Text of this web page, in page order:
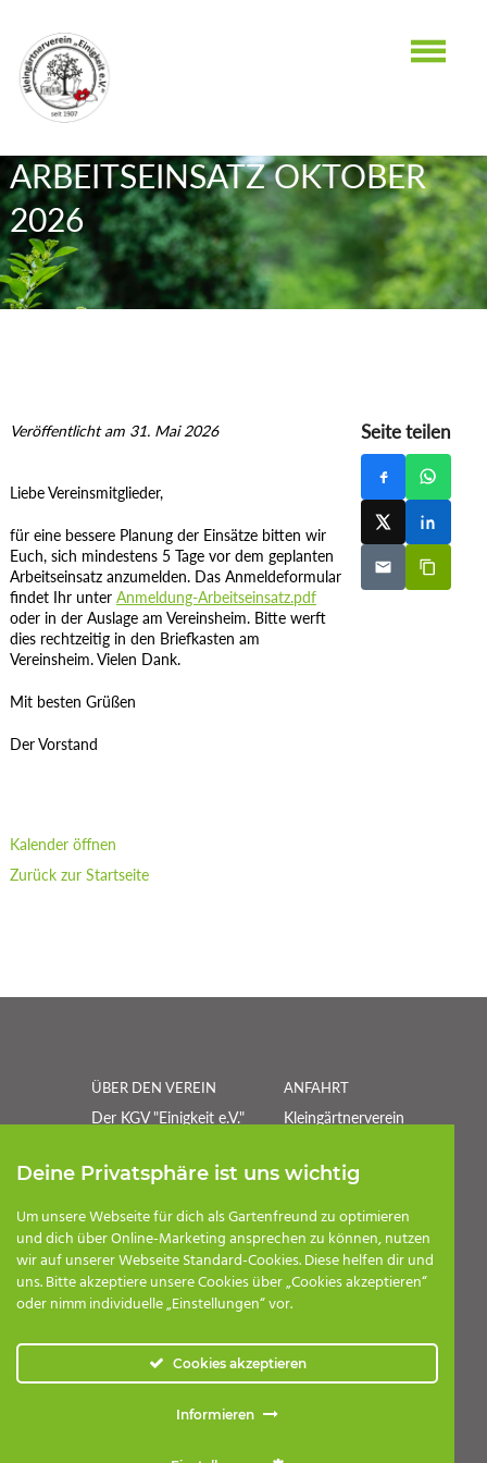
17.10.2026 - 09:00 BIS 12:00
UHR
ARBEITSEINSATZ OKTOBER
2026
Veröffentlicht am 31. Mai 2026
Liebe Vereinsmitglieder,
für eine bessere Planung der Einsätze bitten wir
Euch, sich mindestens 5 Tage vor dem geplanten
Arbeitseinsatz anzumelden. Das Anmeldeformular
findet Ihr unter Anmeldung-Arbeitseinsatz.pdf
oder in der Auslage am Vereinsheim. Bitte werft
dies rechtzeitig in den Briefkasten am
Vereinsheim. Vielen Dank.
Mit besten Grüßen
Der Vorstand
Kalender öffnen
Zurück zur Startseite
Seite teilen
ÜBER DEN VEREIN
Der KGV "Einigkeit e.V."
Tradition.
ANFAHRT
Kleingärtnerverein
39110 Magdeburg
POSTANSCHRIFT
Kleingärtnerverein
Einigkeit e.V.
Postfach 320107
E-Mail:kontakt@kgv-
Deine Privatsphäre ist uns wichtig
Um unsere Webseite für dich als Gartenfreund zu optimieren
und dich über Online-Marketing ansprechen zu können, nutzen
wir auf unserer Webseite Standard-Cookies. Diese helfen dir und
uns. Bitte akzeptiere unsere Cookies über „Cookies akzeptieren“
oder nimm individuelle „Einstellungen“ vor.
Cookies akzeptieren
Informieren